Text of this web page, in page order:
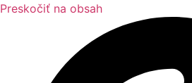
Preskočiť na obsah